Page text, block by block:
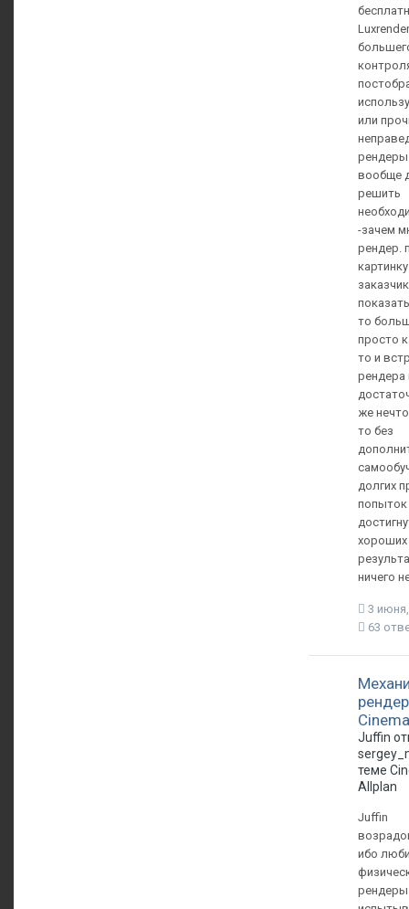
или
вообще
решить
-зачем
рендер.
картинку
то
просто
то и
рендера
же
то без
долгих
попыток
хороших
ничего
3
63
Juffin
теме
Allplan
Juffin
ибо
рендеры